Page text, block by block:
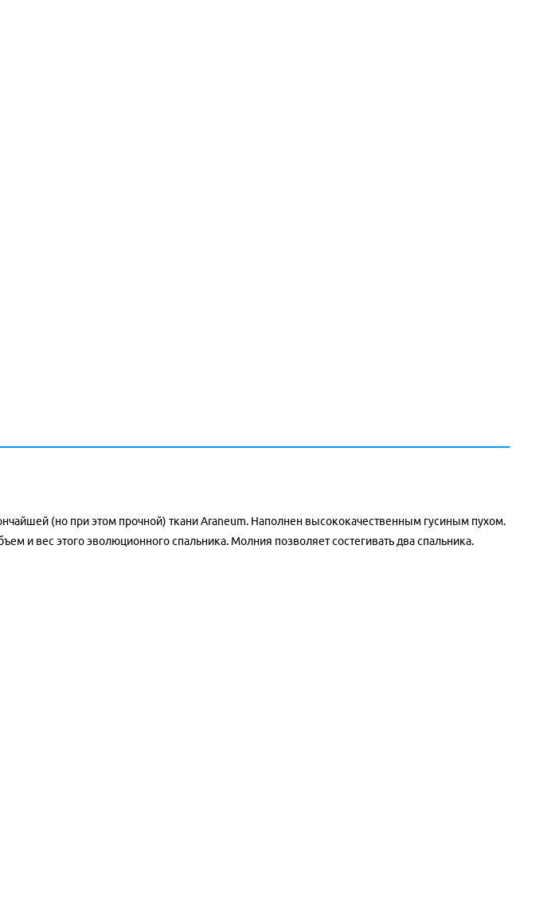
(но при этом прочной) ткани Araneum. Наполнен высококачественным гусиным пухом.
и вес этого эволюционного спальника. Молния позволяет состегивать два спальника.